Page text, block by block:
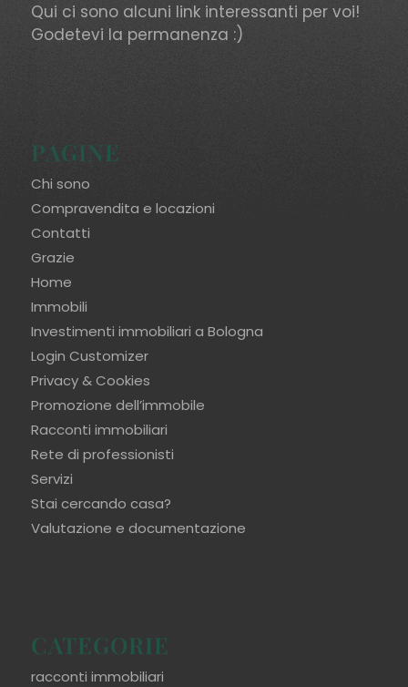
Qui ci sono alcuni link interessanti per voi!
Godetevi la permanenza :)
PAGINE
Chi sono
Compravendita e locazioni
Contatti
Grazie
Home
Immobili
Investimenti immobiliari a Bologna
Login Customizer
Privacy & Cookies
Promozione dell’immobile
Racconti immobiliari
Rete di professionisti
Servizi
Stai cercando casa?
Valutazione e documentazione
CATEGORIE
racconti immobiliari